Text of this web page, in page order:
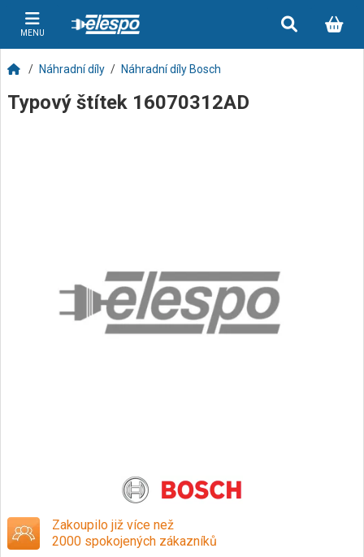
MENU
Náhradní díly Náhradní díly Bosch
Typový štítek 16070312AD
Zakoupilo již více než
2000 spokojených zákazníků